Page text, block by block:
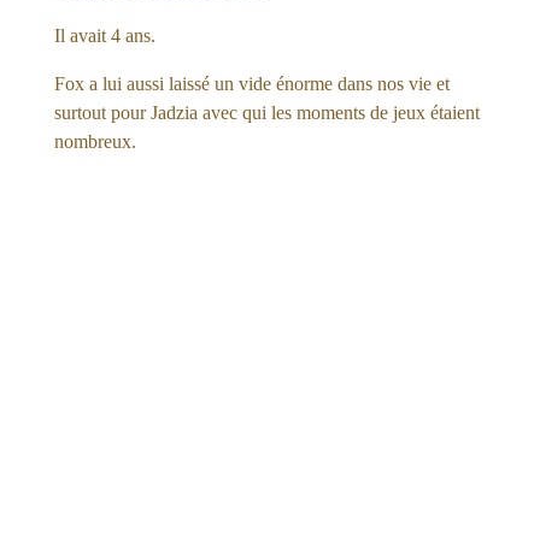
Il avait 4 ans.
Fox a lui aussi laissé un vide énorme dans nos vie et
surtout pour Jadzia avec qui les moments de jeux étaient
nombreux.